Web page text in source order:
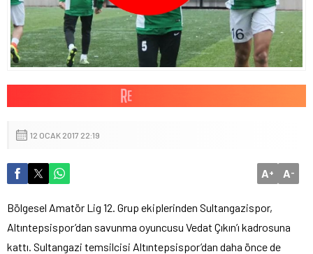
12 OCAK 2017 22:19
A+ A-
Bölgesel Amatör Lig 12. Grup ekiplerinden Sultangazispor,
Altıntepsispor’dan savunma oyuncusu Vedat Çıkın’ı kadrosuna
kattı. Sultangazi temsilcisi Altıntepsispor’dan daha önce de